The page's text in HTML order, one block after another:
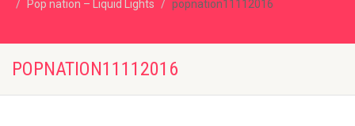
Pop nation – Liquid Lights
popnation11112016
POPNATION11112016